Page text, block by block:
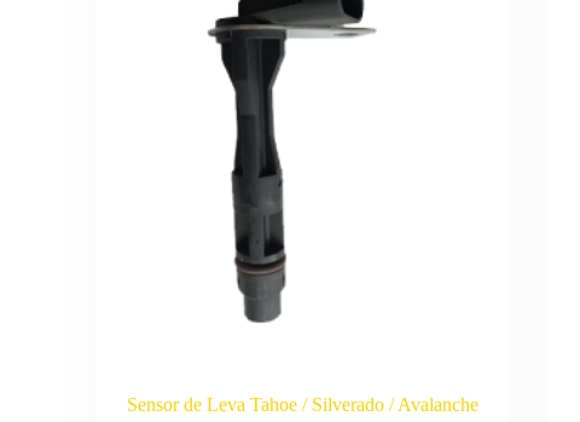
Sensor de Leva Tahoe / Silverado / Avalanche